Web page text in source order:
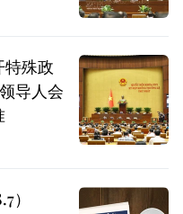
特殊政
导人会
）